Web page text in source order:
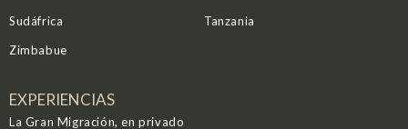
Sudáfrica
Tanzania
Zimbabue
EXPERIENCIAS
La Gran Migración, en privado